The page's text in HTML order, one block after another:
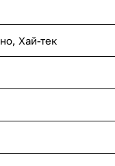
, Хай-тек